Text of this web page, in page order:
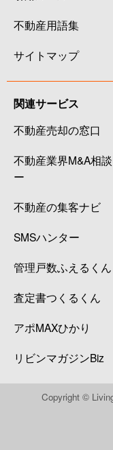
不動産用語集
サイトマップ
関連サービス
不動産売却の窓口
不動産業界M&A相
ー
不動産の集客ナビ
SMSハンター
管理戸数ふえるくん
査定書つくるくん
アポMAXひかり
リビンマガジンBiz
Copyright ©